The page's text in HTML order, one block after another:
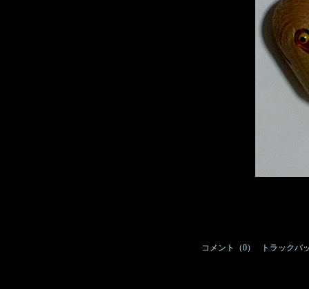
コメント（0） トラックバ